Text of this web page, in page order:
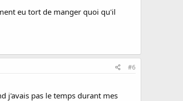
eu tort de manger quoi qu'il
#6
j'avais pas le temps durant mes